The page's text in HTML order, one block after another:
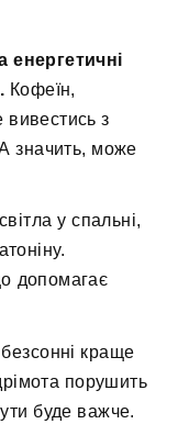
енергетичні
Кофеїн,
вивестись з
значить, може
у спальні,
допомагає
краще
порушить
буде важче.